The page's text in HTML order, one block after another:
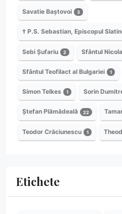
Savatie Baștovoi 3
† P.S. Sebastian, Episcopul
Sebi Șufariu 2 Sfântul
Sfântul Teofilact al Bulgariei 1
Simon Telkes 1 Sorin
Ștefan Plămădeală 22
Teodor Crăciunescu 1
Etichete